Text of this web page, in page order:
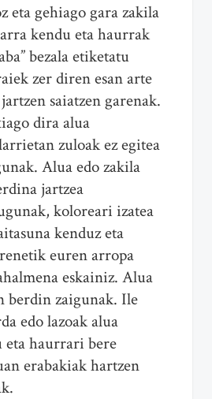
eta gehiago gara zakila
kendu eta haurrak
bezala etiketatu
zer diren esan arte
saiatzen garenak.
dira alua
zuloak ez egitea
Alua edo zakila
jartzea
koloreari izatea
kenduz eta
euren arropa
eskainiz. Alua
berdin zaigunak. Ile
edo lazoak alua
eta haurrari bere
erabakiak hartzen